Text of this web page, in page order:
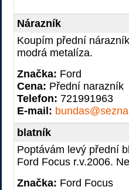
Nárazník
Koupím přední
modrá metalíza.
Značka: Ford
Cena: Přední narazník
Telefon: 721991963
E-mail:
blatník
Poptávám levý přední
Ford Focus r.v.2006.
Značka: Ford Focus